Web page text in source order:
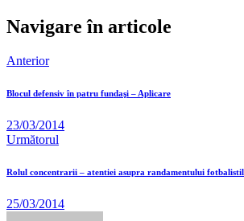
Navigare în articole
Anterior
Blocul defensiv în patru fundaşi – Aplicare
23/03/2014
Următorul
Rolul concentrarii – atentiei asupra randamentului
25/03/2014